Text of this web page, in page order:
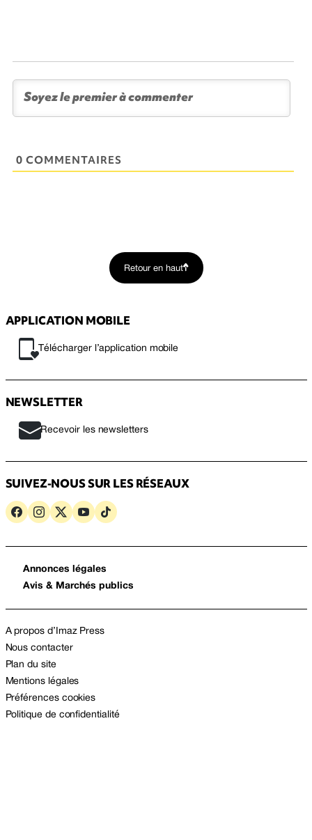
0 COMMENTAIRES
Retour en haut
APPLICATION MOBILE
Télécharger l’application mobile
NEWSLETTER
Recevoir les newsletters
SUIVEZ-NOUS SUR LES RÉSEAUX
Annonces légales
Avis & Marchés publics
A propos d’Imaz Press
Nous contacter
Plan du site
Mentions légales
Préférences cookies
Politique de confidentialité